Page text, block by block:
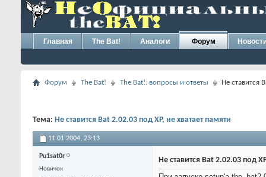
Главная The Bat! Аналоги Форум
Форум The Bat! The Bat!: вопросы и ответы Не ставится
Тема: Не ставится Bat 2.02.03 под XP, не хватает памяти
11.01.2004, 23:13
Pu1sat0r
Новичок
Не ставится Bat 2.02.03 под